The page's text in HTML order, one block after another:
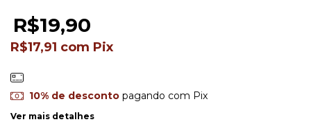
R$19,90
R$17,91 com Pix
10% de descontopagando com Pix
Ver mais detalhes